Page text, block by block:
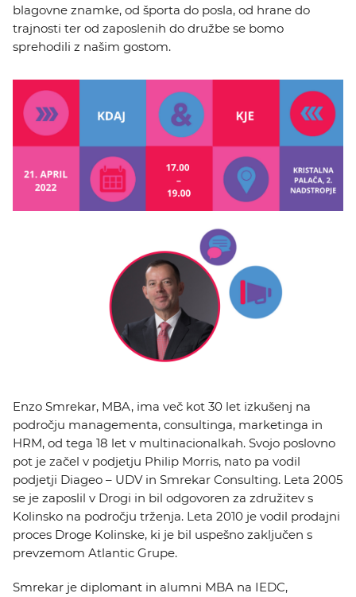
blagovne znamke, od športa do posla, od hrane do
trajnosti ter od zaposlenih do družbe se bomo
sprehodili z našim gostom.
Enzo Smrekar, MBA, ima več kot 30 let izkušenj na
področju managementa, consultinga, marketinga in
HRM, od tega 18 let v multinacionalkah. Svojo poslovno
pot je začel v podjetju Philip Morris, nato pa vodil
podjetji Diageo – UDV in Smrekar Consulting. Leta 2005
se je zaposlil v Drogi in bil odgovoren za združitev s
Kolinsko na področju trženja. Leta 2010 je vodil prodajni
proces Droge Kolinske, ki je bil uspešno zaključen s
prevzemom Atlantic Grupe.
Smrekar je diplomant in alumni MBA na IEDC,